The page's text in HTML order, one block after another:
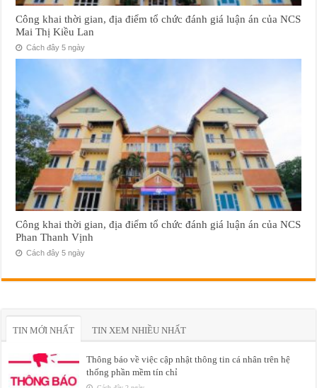
Công khai thời gian, địa điểm tổ chức đánh giá luận án của NCS
Mai Thị Kiều Lan
Cách đây 5 ngày
Công khai thời gian, địa điểm tổ chức đánh giá luận án của NCS
Phan Thanh Vịnh
Cách đây 5 ngày
TIN MỚI NHẤT TIN XEM NHIỀU NHẤT
Thông báo về việc cập nhật thông tin cá nhân trên hệ
thống phần mềm tín chỉ